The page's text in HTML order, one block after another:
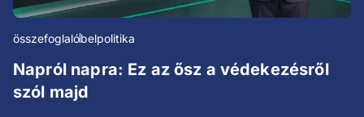
összefoglalóbelpolitika
Napról napra: Ez az ősz a védekezésről
szól majd